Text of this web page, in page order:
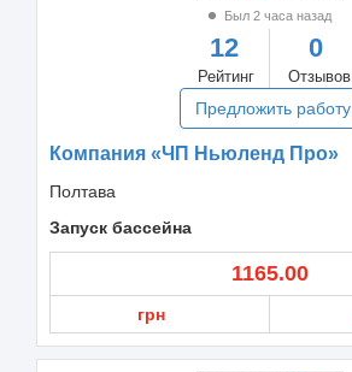
Был 2 часа назад
12
Рейтинг
0
Отзывов
Предложить работу
Компания «ЧП Ньюленд Про»
Полтава
Запуск бассейна
1165.00
грн